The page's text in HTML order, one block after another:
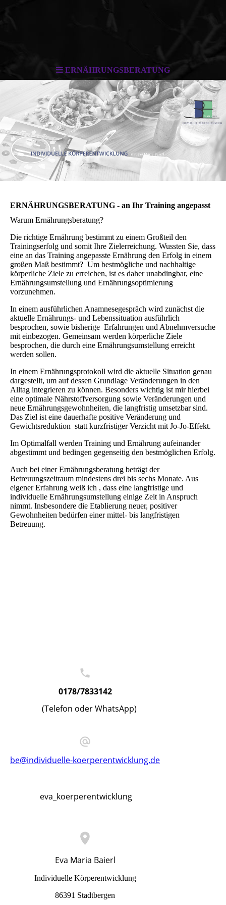
ERNÄHRUNGSBERATUNG
ERNÄHRUNGSBERATUNG - an Ihr Training angepasst
Warum Ernährungsberatung?
Die richtige Ernährung bestimmt zu einem Großteil den
Trainingserfolg und somit Ihre Zielerreichung. Wussten Sie, dass
eine an das Training angepasste Ernährung den Erfolg in einem
großen Maß bestimmt? Um bestmögliche und nachhaltige
körperliche Ziele zu erreichen, ist es daher unabdingbar, eine
Ernährungsumstellung und Ernährungsoptimierung
vorzunehmen.
In einem ausführlichen Anamnesegespräch wird zunächst die
aktuelle Ernährungs- und Lebenssituation ausführlich
besprochen, sowie bisherige Erfahrungen und Abnehmversuche
mit einbezogen. Gemeinsam werden körperliche Ziele
besprochen, die durch eine Ernährungsumstellung erreicht
werden sollen.
In einem Ernährungsprotokoll wird die aktuelle Situation genau
dargestellt, um auf dessen Grundlage Veränderungen in den
Alltag integrieren zu können. Besonders wichtig ist mir hierbei
eine optimale Nährstoffversorgung sowie Veränderungen und
neue Ernährungsgewohnheiten, die langfristig umsetzbar sind.
Das Ziel ist eine dauerhafte positive Veränderung und
Gewichtsreduktion statt kurzfristiger Verzicht mit Jo-Jo-Effekt.
Im Optimalfall werden Training und Ernährung aufeinander
abgestimmt und bedingen gegenseitig den bestmöglichen Erfolg.
Auch bei einer Ernährungsberatung beträgt der
Betreuungszeitraum mindestens drei bis sechs Monate. Aus
eigener Erfahrung weiß ich , dass eine langfristige und
individuelle Ernährungsumstellung einige Zeit in Anspruch
nimmt. Insbesondere die Etablierung neuer, positiver
Gewohnheiten bedürfen einer mittel- bis langfristigen
Betreuung.
0178/7833142
(Telefon oder WhatsApp)
be@individuelle-koerperentwicklung.de
eva_koerperentwicklung
Eva Maria Baierl
Individuelle Körperentwicklung
86391 Stadtbergen